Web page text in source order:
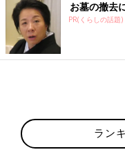
お墓の撤去
PR(くらしの話題)
ラン